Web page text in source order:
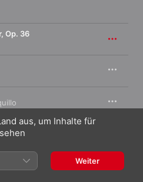
Op. 36
aus, um Inhalte für
Weiter